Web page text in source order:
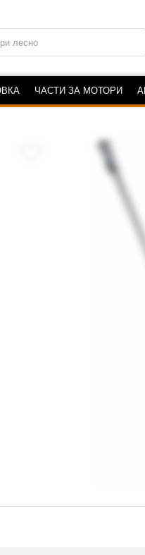
ЧАСТИ ЗА МОТОРИ